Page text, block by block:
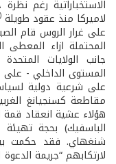
الاستخباراتية رغم
لاميركا منذ عقود طويلة (
على غرار الروس قام
المحتملة ازاء المعطى
جانب الولايات
المستوى الداخلي -
على شرعية دولية
مقاطعة كسنجيانغ
هؤلاء عشية انعقاد قمة
الباسفيك) بحجة تهيئة
شنغهاي. فقد حكمت
لارتكابهم “جريمة